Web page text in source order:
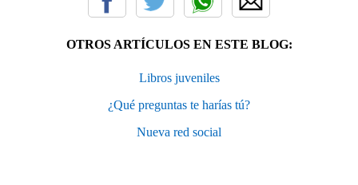
OTROS ARTÍCULOS EN ESTE BLOG:
Libros juveniles
¿Qué preguntas te harías tú?
Nueva red social